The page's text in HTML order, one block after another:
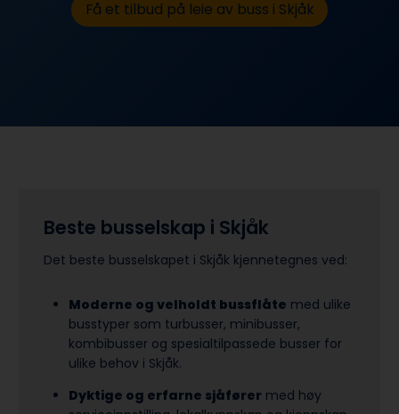
Få et tilbud på leie av buss i Skjåk
Beste busselskap i Skjåk
Det beste busselskapet i Skjåk kjennetegnes ved:
Moderne og velholdt bussflåte med ulike
busstyper som turbusser, minibusser,
kombibusser og spesialtilpassede busser for
ulike behov i Skjåk.
Dyktige og erfarne sjåfører med høy